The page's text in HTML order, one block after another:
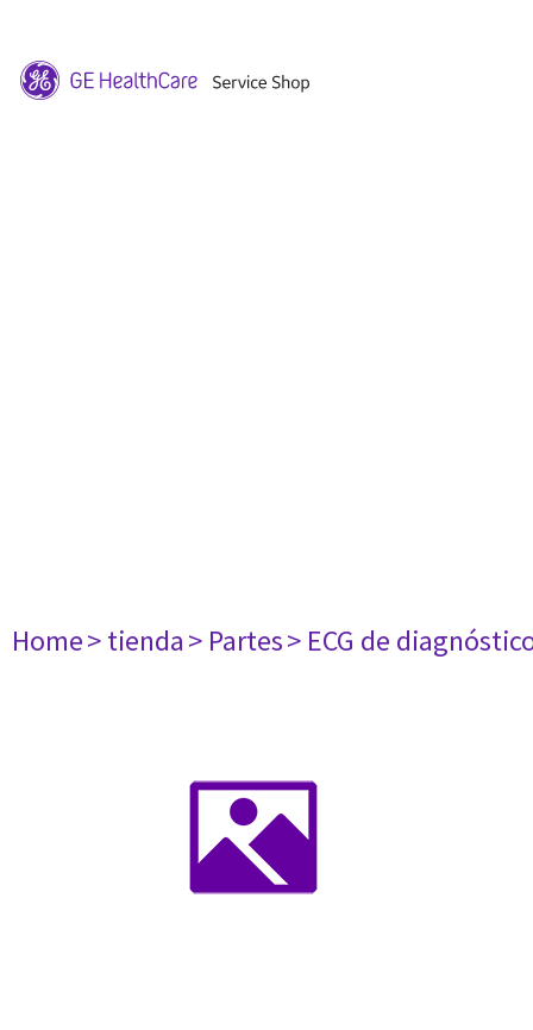
Home> tienda> Partes> ECG de